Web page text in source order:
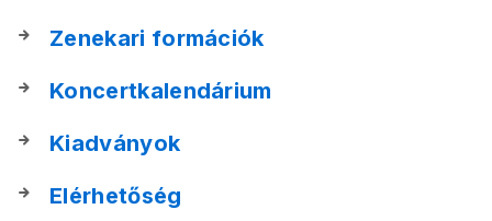
Zenekari formációk
Koncertkalendárium
Kiadványok
Elérhetőség